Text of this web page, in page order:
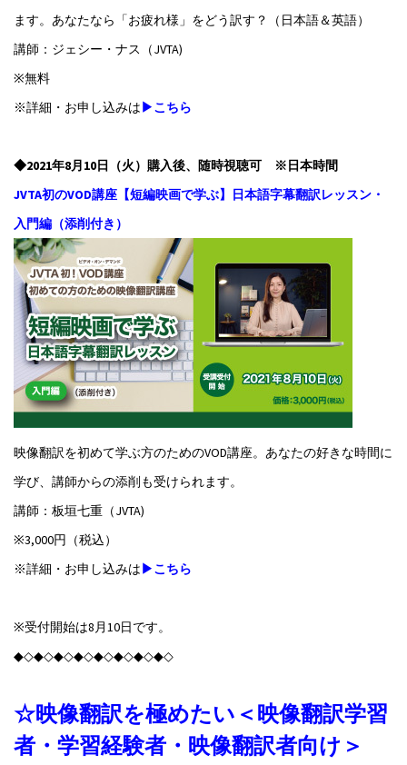
ます。あなたなら「お疲れ様」をどう訳す？（日本語＆英語）
講師：ジェシー・ナス（JVTA)
※無料
※詳細・お申し込みは▶こちら
◆2021年8月10日（火）購入後、随時視聴可 ※日本時間
JVTA初のVOD講座【短編映画で学ぶ】日本語字幕翻訳レッスン・
入門編（添削付き）
映像翻訳を初めて学ぶ方のためのVOD講座。あなたの好きな時間に
学び、講師からの添削も受けられます。
講師：板垣七重（JVTA)
※3,000円（税込）
※詳細・お申し込みは▶こちら
※受付開始は8月10日です。
◆◇◆◇◆◇◆◇◆◇◆◇◆◇◆◇
☆映像翻訳を極めたい＜映像翻訳学習
者・学習経験者・映像翻訳者向け＞